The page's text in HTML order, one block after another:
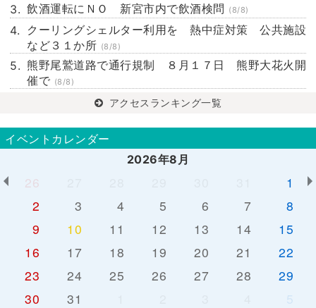
飲酒運転にＮＯ 新宮市内で飲酒検問 (8/8)
クーリングシェルター利用を 熱中症対策 公共施設
など３１か所 (8/8)
熊野尾鷲道路で通行規制 ８月１７日 熊野大花火開
催で (8/8)
アクセスランキング一覧
イベントカレンダー
2026年8月
26
1
2
3 4 5 6 7
8
9
10 11 12 13 14
15
16
17 18 19 20 21
22
23
24 25 26 27 28
29
30
31 5